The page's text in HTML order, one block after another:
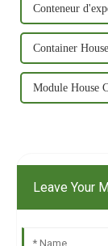
Conteneur
Container
Module House
Leave Your